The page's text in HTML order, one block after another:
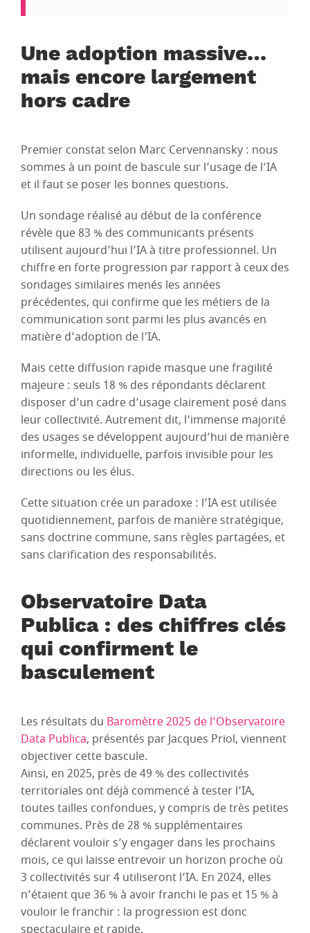
Une adoption massive…
mais encore largement
hors cadre
Premier constat selon Marc Cervennansky : nous
sommes à un point de bascule sur l’usage de l’IA
et il faut se poser les bonnes questions.
Un sondage réalisé au début de la conférence
révèle que 83 % des communicants présents
utilisent aujourd’hui l’IA à titre professionnel. Un
chiffre en forte progression par rapport à ceux des
sondages similaires menés les années
précédentes, qui confirme que les métiers de la
communication sont parmi les plus avancés en
matière d’adoption de l'IA.
Mais cette diffusion rapide masque une fragilité
majeure : seuls 18 % des répondants déclarent
disposer d’un cadre d’usage clairement posé dans
leur collectivité. Autrement dit, l’immense majorité
des usages se développent aujourd’hui de manière
informelle, individuelle, parfois invisible pour les
directions ou les élus.
Cette situation crée un paradoxe : l’IA est utilisée
quotidiennement, parfois de manière stratégique,
sans doctrine commune, sans règles partagées, et
sans clarification des responsabilités.
Observatoire Data
Publica : des chiffres clés
qui confirment le
basculement
Les résultats du Baromètre 2025 de l’Observatoire
Data Publica, présentés par Jacques Priol, viennent
objectiver cette bascule.
Ainsi, en 2025, près de 49 % des collectivités
territoriales ont déjà commencé à tester l’IA,
toutes tailles confondues, y compris de très petites
communes. Près de 28 % supplémentaires
déclarent vouloir s’y engager dans les prochains
mois, ce qui laisse entrevoir un horizon proche où
3 collectivités sur 4 utiliseront l’IA. En 2024, elles
n’étaient que 36 % à avoir franchi le pas et 15 % à
vouloir le franchir : la progression est donc
spectaculaire et rapide.